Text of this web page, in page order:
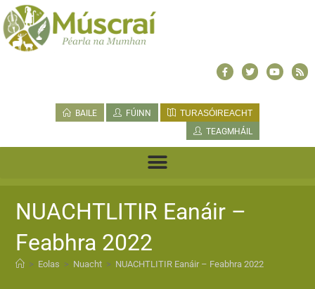
BAILE FÚINN
TURASÓIREACHT
TEAGMHÁIL
NUACHTLITIR Eanáir –
Feabhra 2022
> Eolas > Nuacht > NUACHTLITIR Eanáir – Feabhra 2022